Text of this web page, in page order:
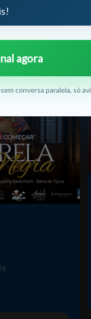
70% OFF
agora
conversa paralela, só